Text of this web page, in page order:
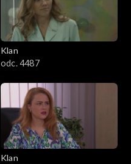
Klan
odc. 4487
Klan